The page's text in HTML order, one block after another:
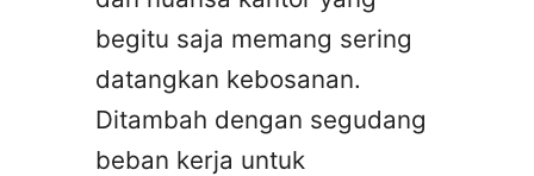
begitu saja memang sering
datangkan kebosanan.
Ditambah dengan segudang
beban kerja untuk